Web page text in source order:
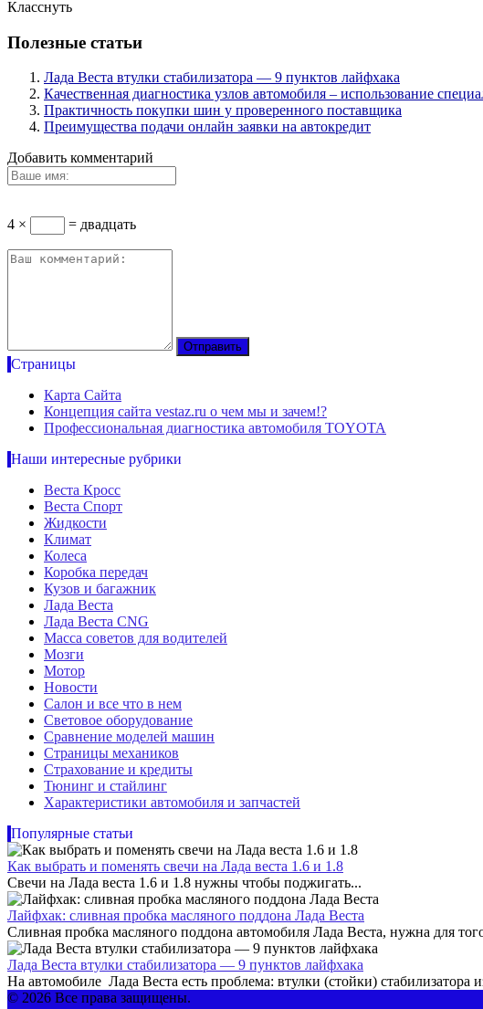
Класснуть
Полезные статьи
Лада Веста втулки стабилизатора — 9 пунктов лайфхака
Качественная диагностика узлов автомобиля – использование
Практичность покупки шин у проверенного поставщика
Преимущества подачи онлайн заявки на автокредит
Добавить комментарий
4 × = двадцать
Страницы
Карта Сайта
Концепция сайта vestaz.ru о чем мы и зачем!?
Профессиональная диагностика автомобиля TOYOTA
Наши интересные рубрики
Веста Кросс
Веста Спорт
Жидкости
Климат
Колеса
Коробка передач
Кузов и багажник
Лада Веста
Лада Веста CNG
Масса советов для водителей
Мозги
Мотор
Новости
Салон и все что в нем
Световое оборудование
Сравнение моделей машин
Страницы механиков
Страхование и кредиты
Тюнинг и стайлинг
Характеристики автомобиля и запчастей
Популярные статьи
Как выбрать и поменять свечи на Лада веста 1.6 и 1.8
Свечи на Лада веста 1.6 и 1.8 нужны чтобы поджигать...
Лайфхак: сливная пробка масляного поддона Лада Веста
Сливная пробка масляного поддона автомобиля Лада Веста, нужна для
Лада Веста втулки стабилизатора — 9 пунктов лайфхака
На автомобиле Лада Веста есть проблема: втулки (стойки) стабилизатора
© 2026 Все права защищены.